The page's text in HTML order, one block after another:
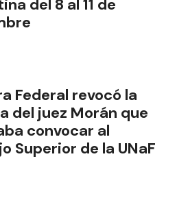
del 8 al 11 de
Federal revocó la
del juez Morán que
convocar al
Superior de la UNaF